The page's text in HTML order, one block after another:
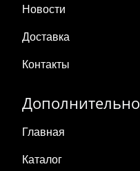
Новости
Доставка
Контакты
Дополнительно
Главная
Каталог